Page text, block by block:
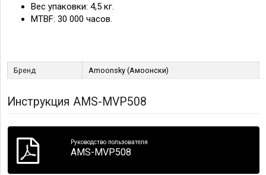
Вес упаковки: 4,5 кг.
MTBF: 30 000 часов.
Бренд Amoonsky (Амоонски)
Инструкция AMS-MVP508
Руководство пользователя
AMS-MVP508